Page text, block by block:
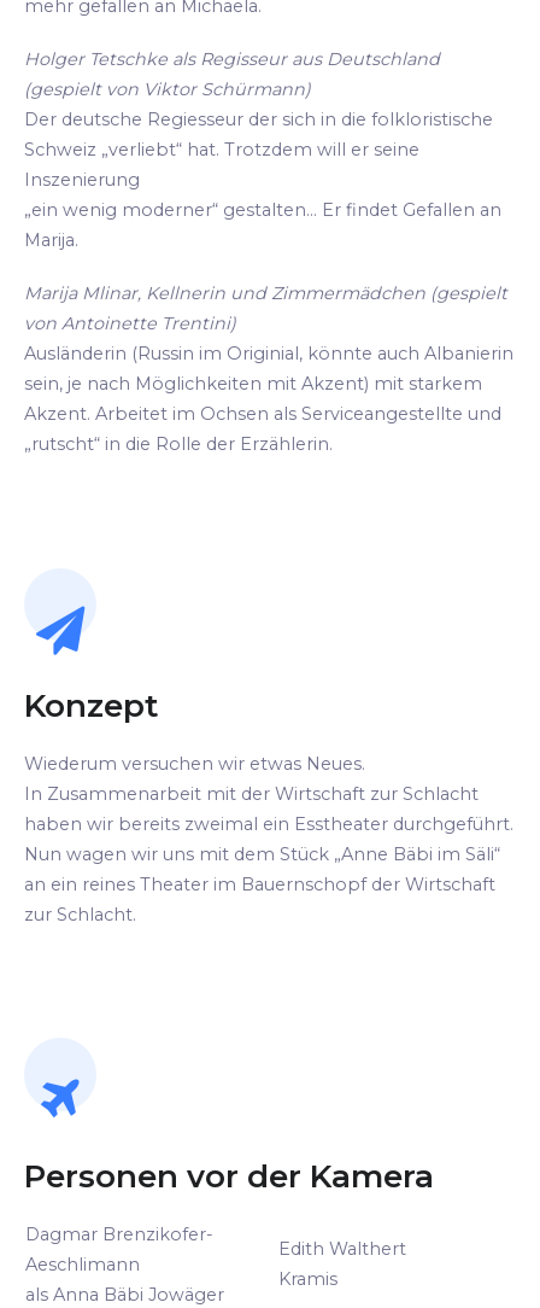
mehr gefallen an Michaela.
Holger Tetschke als Regisseur aus Deutschland
(gespielt von Viktor Schürmann)
Der deutsche Regiesseur der sich in die folkloristische
Schweiz „verliebt“ hat. Trotzdem will er seine
Inszenierung
„ein wenig moderner“ gestalten... Er findet Gefallen an
Marija.
Marija Mlinar, Kellnerin und Zimmermädchen (gespielt
von Antoinette Trentini)
Ausländerin (Russin im Originial, könnte auch Albanierin
sein, je nach Möglichkeiten mit Akzent) mit starkem
Akzent. Arbeitet im Ochsen als Serviceangestellte und
„rutscht“ in die Rolle der Erzählerin.
Konzept
Wiederum versuchen wir etwas Neues.
In Zusammenarbeit mit der Wirtschaft zur Schlacht
haben wir bereits zweimal ein Esstheater durchgeführt.
Nun wagen wir uns mit dem Stück „Anne Bäbi im Säli“
an ein reines Theater im Bauernschopf der Wirtschaft
zur Schlacht.
Personen vor der Kamera
Dagmar Brenzikofer-
Aeschlimann
als Anna Bäbi Jowäger
Edith Walthert
Kramis